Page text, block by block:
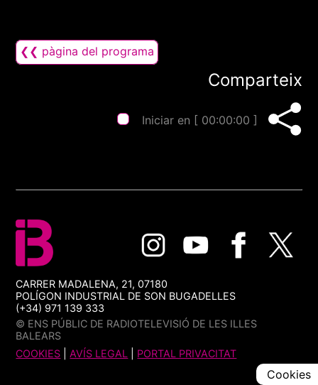
❮❮ pàgina del programa
Comparteix
Iniciar en [ 00:00:00 ]
CARRER MADALENA, 21, 07180
POLÍGON INDUSTRIAL DE SON BUGADELLES
(+34) 971 139 333
© ENS PÚBLIC DE RADIOTELEVISIÓ DE LES ILLES
BALEARS
COOKIES |AVÍS LEGAL PORTAL PRIVACITAT
Cookies